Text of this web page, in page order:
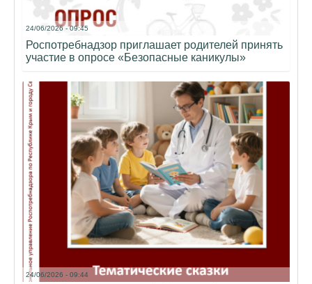
24/06/2026 - 09:45
Роспотребнадзор приглашает родителей принять
участие в опросе «Безопасные каникулы»
24/06/2026 - 09:44